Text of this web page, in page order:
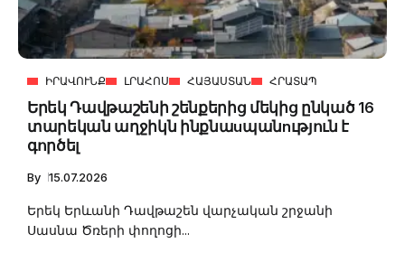
ԻՐԱՎՈՒՆՔ ԼՐԱՀՈՍ ՀԱՅԱՍՏԱՆ ՀՐԱՏԱՊ
Երեկ Դավթաշենի շենքերից մեկից ընկած 16
տարեկան աղջիկն ինքնաuպանnւթյուն է
գործել
By 15.07.2026
Երեկ Երևանի Դավթաշեն վարչական շրջանի
Սասնա Ծռերի փողոցի...